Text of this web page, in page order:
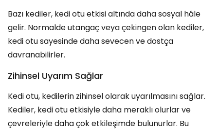
Bazı kediler, kedi otu etkisi altında daha sosyal hâle
gelir. Normalde utangaç veya çekingen olan kediler,
kedi otu sayesinde daha sevecen ve dostça
davranabilirler.
Zihinsel Uyarım Sağlar
Kedi otu, kedilerin zihinsel olarak uyarılmasını sağlar.
Kediler, kedi otu etkisiyle daha meraklı olurlar ve
çevreleriyle daha çok etkileşimde bulunurlar. Bu